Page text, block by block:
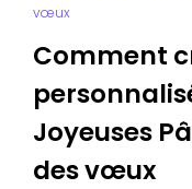
vœux
Comment
Joyeuses
des vœux